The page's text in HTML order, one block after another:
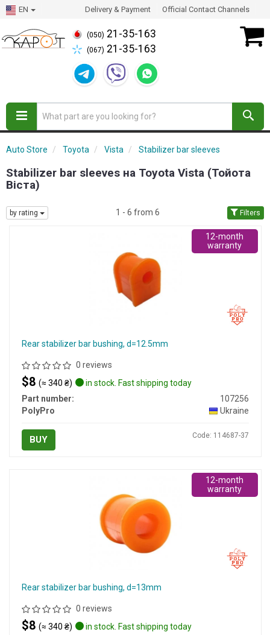
EN Delivery & Payment Official Contact Channels
(050) 21-35-163
(067) 21-35-163
Auto Store Toyota Vista Stabilizer bar sleeves
Stabilizer bar sleeves на Toyota Vista (Тойота
Віста)
by rating 1 - 6 from 6 Filters
Rear stabilizer bar bushing, d=12.5mm
0 reviews
$8 (≈ 340 ₴)
in stock. Fast shipping today
Part number:
107256
PolyPro
Ukraine
BUY Code: 114687-37
12-month
warranty
Rear stabilizer bar bushing, d=13mm
0 reviews
$8 (≈ 340 ₴)
in stock. Fast shipping today
12-month
warranty